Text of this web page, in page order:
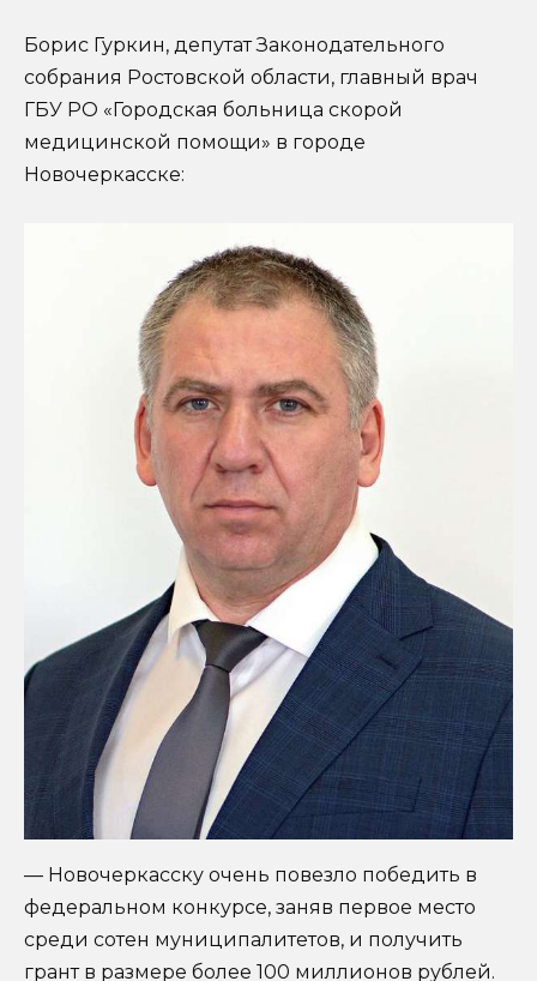
Борис Гуркин, депутат Законодательного
собрания Ростовской области, главный врач
ГБУ РО «Городская больница скорой
медицинской помощи» в городе
Новочеркасске:
— Новочеркасску очень повезло победить в
федеральном конкурсе, заняв первое место
среди сотен муниципалитетов, и получить
грант в размере более 100 миллионов рублей.